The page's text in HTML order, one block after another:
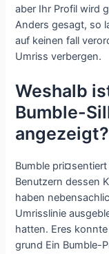
aber Ihr Profil wird
Anders gesagt, so
auf keinen fall
Umriss verbergen.
Weshalb
Bumble-
angezeigt?
Bumble
Benutzern dessen
haben
Umrisslinie
hatten. Eres
grund Ein Bumble-